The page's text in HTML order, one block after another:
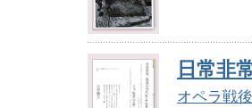
日常非
オペラ戦